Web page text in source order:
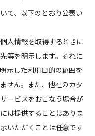
て、以下のとおり公表い
人情報を取得するときに
等を明示します。それに
示した利用目的の範囲を
せん。また、他社のカタ
ービスをおこなう場合が
は提供することはありま
いただくことは任意です